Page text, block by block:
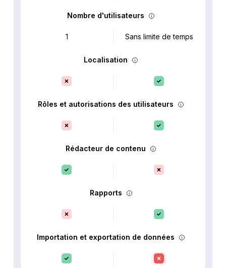
Nombre d'utilisateurs
1 Sans limite de temps
Localisation
Rôles et autorisations des utilisateurs
Rédacteur de contenu
Rapports
Importation et exportation de données